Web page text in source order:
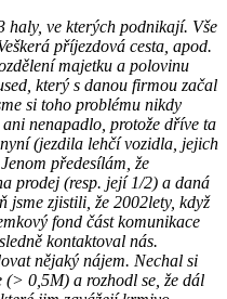
ve kterých podnikají. Vše
příjezdová cesta, apod.
majetku a polovinu
který s danou firmou začal
si toho problému nikdy
nenapadlo, protože dříve ta
(jezdila lehčí vozidla, jejich
předesílám, že
prodej (resp. její 1/2) a daná
jsme zjistili, že 2002lety, když
fond část komunikace
kontaktoval nás.
nějaký nájem. Nechal si
0,5M) a rozhodl se, že dál